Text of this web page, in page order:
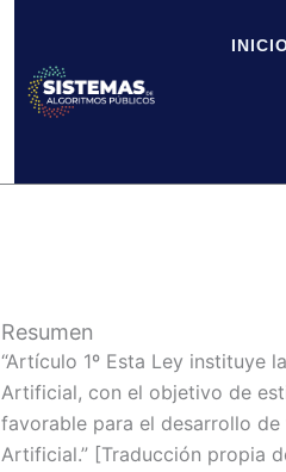
Resumen
“Artículo 1º Esta Ley instituye
Artificial, con el objetivo de
favorable para el desarrollo
Artificial.” [Traducción propia